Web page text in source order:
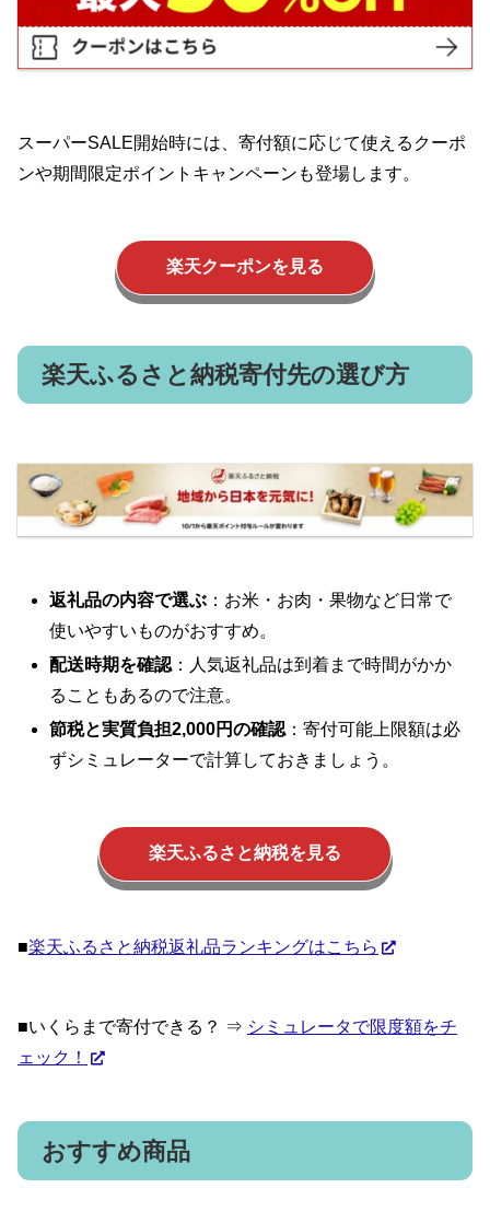
スーパーSALE開始時には、寄付額に応じて使えるクーポ
ンや期間限定ポイントキャンペーンも登場します。
楽天クーポンを見る
楽天ふるさと納税寄付先の選び方
返礼品の内容で選ぶ ：お米・お肉・果物など日常で
使いやすいものがおすすめ。
配送時期を確認 ：人気返礼品は到着まで時間がかか
ることもあるので注意。
節税と実質負担2,000円の確認 ：寄付可能上限額は必
ずシミュレーターで計算しておきましょう。
楽天ふるさと納税を見る
■楽天ふるさと納税返礼品ランキングはこちら
■いくらまで寄付できる？ ⇒ シミュレータで限度額をチ
ェック！
おすすめ商品